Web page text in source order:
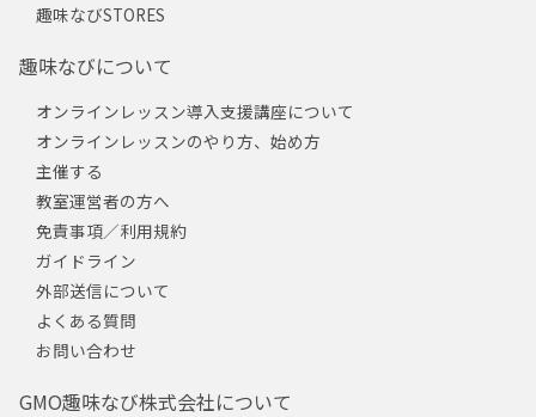
趣味なびSTORES
趣味なびについて
オンラインレッスン導入支援講座について
オンラインレッスンのやり方、始め方
主催する
教室運営者の方へ
免責事項／利用規約
ガイドライン
外部送信について
よくある質問
お問い合わせ
GMO趣味なび株式会社について